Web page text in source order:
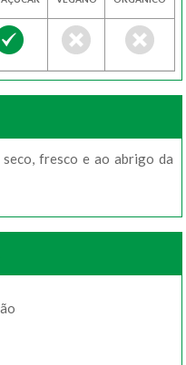
fresco e ao abrigo da